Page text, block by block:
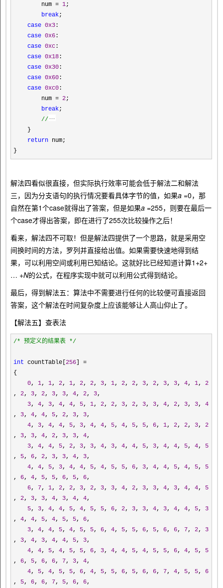
num = 1;
break;
case 0x3 :
case 0x6 :
case 0xc :
case 0x18 :
case 0x30 :
case 0x60 :
case 0xc0 :
num = 2;
break;
//
}
return num;
}
解法四看似很直接，但实际执行效率可能会低于解法二和解法
三，因为分支语句的执行情况要看具体字节的值，如果a =0，那
自然在第1个case就得出了答案，但是如果a =255，则要在最后一
个case才得出答案，即在进行了255次比较操作之后！
看来，解法四不可取！但是解法四提供了一个思路，就是采用空
间换时间的方法，罗列并直接给出值。如果需要快速地得到结
果，可以利用空间或利用已知结论。这就好比已经知道计算1+2+
… +N的公式，在程序实现中就可以利用公式得到结论。
最后，得到解法五：算法中不需要进行任何的比较便可直接返回
答案，这个解法在时间复杂度上应该能够让人高山仰止了。
【解法五】查表法
/* 预定义的结果表 */
int countTable[256] =
{
0, 1, 1, 2, 1, 2, 2, 3, 1, 2, 2, 3, 2, 3, 3, 4, 1, 2
, 2, 3, 2, 3, 3, 4, 2, 3,
3, 4, 3, 4, 4, 5, 1, 2, 2, 3, 2, 3, 3, 4, 2, 3, 3, 4
, 3, 4, 4, 5, 2, 3, 3,
4, 3, 4, 4, 5, 3, 4, 4, 5, 4, 5, 5, 6, 1, 2, 2, 3, 2
, 3, 3, 4, 2, 3, 3, 4,
3, 4, 4, 5, 2, 3, 3, 4, 3, 4, 4, 5, 3, 4, 4, 5, 4, 5
, 5, 6, 2, 3, 3, 4, 3,
4, 4, 5, 3, 4, 4, 5, 4, 5, 5, 6, 3, 4, 4, 5, 4, 5, 5
, 6, 4, 5, 5, 6, 5, 6,
6, 7, 1, 2, 2, 3, 2, 3, 3, 4, 2, 3, 3, 4, 3, 4, 4, 5
, 2, 3, 3, 4, 3, 4, 4,
5, 3, 4, 4, 5, 4, 5, 5, 6, 2, 3, 3, 4, 3, 4, 4, 5, 3
, 4, 4, 5, 4, 5, 5, 6,
3, 4, 4, 5, 4, 5, 5, 6, 4, 5, 5, 6, 5, 6, 6, 7, 2, 3
, 3, 4, 3, 4, 4, 5, 3,
4, 4, 5, 4, 5, 5, 6, 3, 4, 4, 5, 4, 5, 5, 6, 4, 5, 5
, 6, 5, 6, 6, 7, 3, 4,
4, 5, 4, 5, 5, 6, 4, 5, 5, 6, 5, 6, 6, 7, 4, 5, 5, 6
, 5, 6, 6, 7, 5, 6, 6,